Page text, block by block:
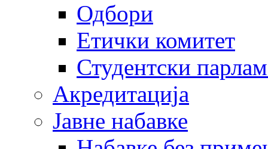
Одбори
Етички комитет
Студентски
Акредитација
Јавне набавке